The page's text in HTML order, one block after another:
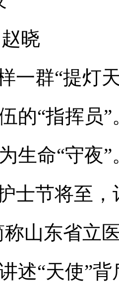
晓
群“提灯天
的“指挥员
生命“守夜”
节将至，
山东省立
述“天使”